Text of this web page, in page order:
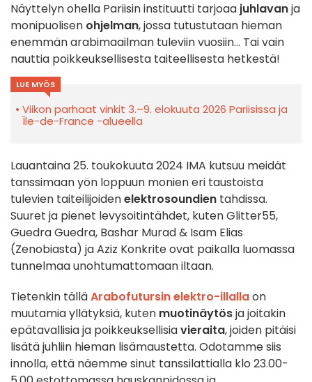
Näyttelyn ohella Pariisin instituutti tarjoaa juhlavanja
monipuolisen ohjelman, jossa tutustutaan hieman
enemmän arabimaailman tuleviin vuosiin... Tai vain
nauttia poikkeuksellisesta taiteellisesta hetkestä!
LUE MYÖS
Viikon parhaat vinkit 3.–9. elokuuta 2026 Pariisissa ja
Île-de-France -alueella
Lauantaina 25. toukokuuta 2024 IMA kutsuu meidät
tanssimaan yön loppuun monien eri taustoista
tulevien taiteilijoidenelektrosoundien tahdissa.
Suuret ja pienet levysoitintähdet, kuten Glitter55,
Guedra Guedra, Bashar Murad & Isam Elias
(Zenobiasta) ja Aziz Konkrite ovat paikalla luomassa
tunnelmaa unohtumattomaan iltaan.
Tietenkin tälläArabofutursin elektro-illallaon
muutamia yllätyksiä, kuten muotinäytösja joitakin
epätavallisia ja poikkeuksellisiavieraita, joiden pitäisi
lisätä juhliin hieman lisämaustetta. Odotamme siis
innolla, että näemme sinut tanssilattialla klo 23.00-